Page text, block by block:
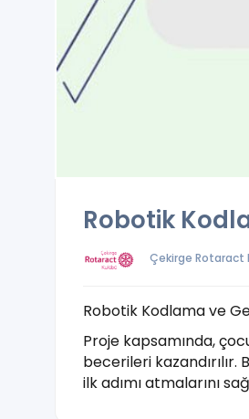
Robotik
Çekirge Rotaract
Robotik Kodlama ve
Proje kapsamında,
becerileri
ilk adımı atmalarını